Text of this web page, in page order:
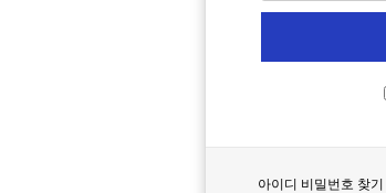
아이디 비밀번호 찾기